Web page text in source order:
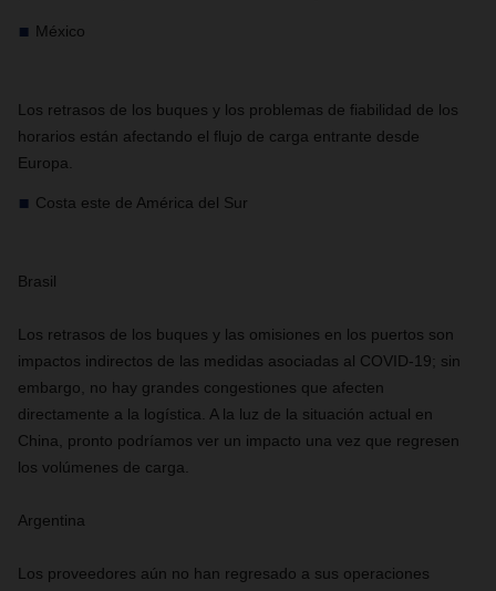
México
Los retrasos de los buques y los problemas de fiabilidad de los
horarios están afectando el flujo de carga entrante desde
Europa.
Costa este de América del Sur
Brasil
Los retrasos de los buques y las omisiones en los puertos son
impactos indirectos de las medidas asociadas al COVID-19; sin
embargo, no hay grandes congestiones que afecten
directamente a la logística. A la luz de la situación actual en
China, pronto podríamos ver un impacto una vez que regresen
los volúmenes de carga.
Argentina
Los proveedores aún no han regresado a sus operaciones